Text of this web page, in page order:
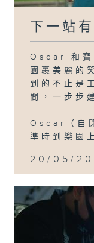
下一站
Oscar 和寶
園裹美麗的
到的不止是
間，一步步
Oscar（自
準時到樂園
20/05/